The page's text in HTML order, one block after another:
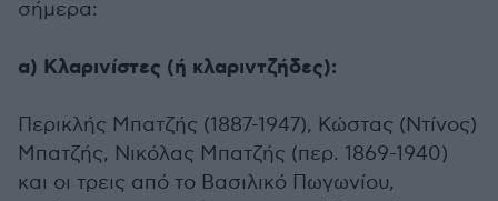
σήμερα:
α) Κλαρινίστες (ή κλαριντζήδες):
Περικλής Μπατζής (1887-1947), Κώστας (Ντίνος)
Μπατζής, Νικόλας Μπατζής (περ. 1869-1940)
και οι τρεις από το Βασιλικό Πωγωνίου,